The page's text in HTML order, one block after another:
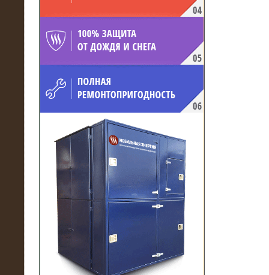
15.04.2017
Нагрузочный комплекс 16 МВт с
21.03.2017
Комплектная трансформаторная
подстанция 6 МВА (морское
исполнение, IP56)